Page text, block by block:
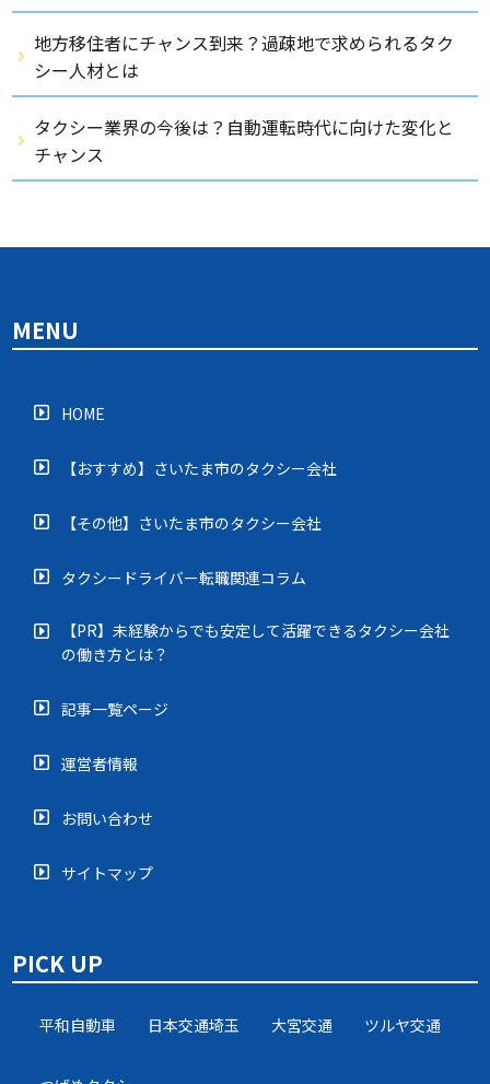
地方移住者にチャンス到来？過疎地で求められるタク
シー人材とは
タクシー業界の今後は？自動運転時代に向けた変化と
チャンス
MENU
HOME
【おすすめ】さいたま市のタクシー会社
【その他】さいたま市のタクシー会社
タクシードライバー転職関連コラム
【PR】未経験からでも安定して活躍できるタクシー会社
の働き方とは？
記事一覧ページ
運営者情報
お問い合わせ
サイトマップ
PICK UP
平和自動車 日本交通埼玉 大宮交通 ツルヤ交通